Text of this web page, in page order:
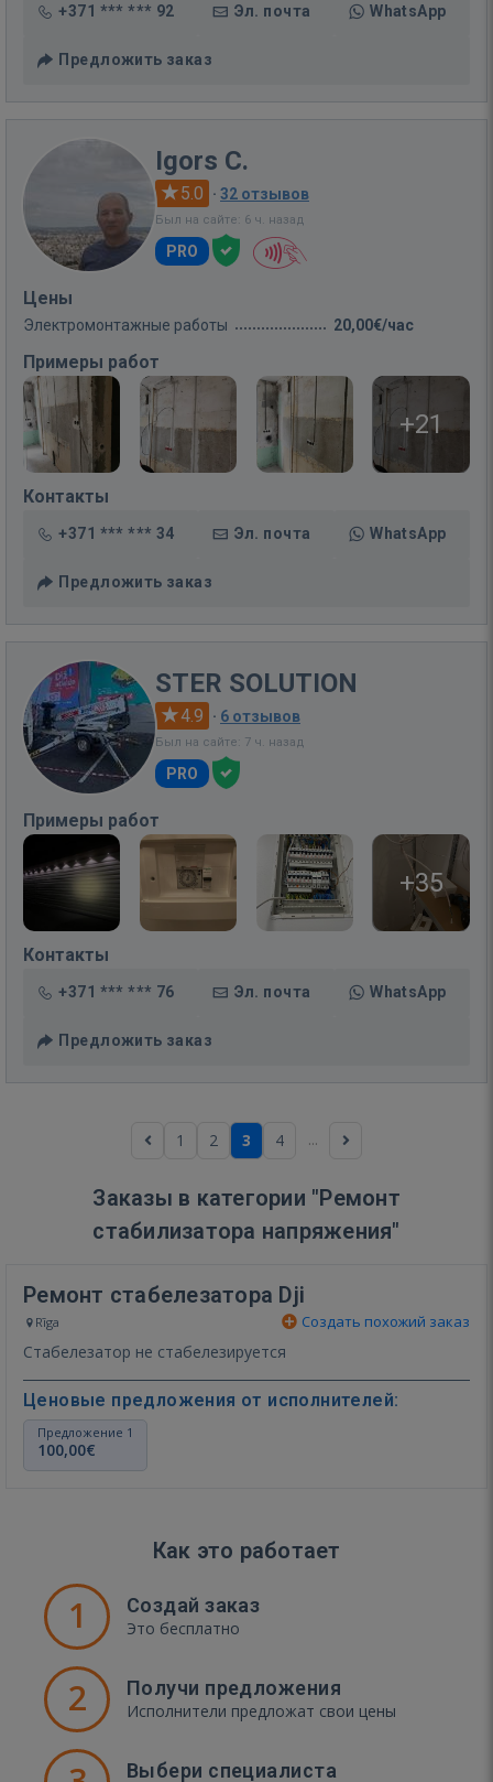
+371 *** *** 92 Эл. почта WhatsApp
Предложить заказ
Igors C.
5.0 · 32 отзывов
Был на сайте: 6 ч. назад
PRO
Цены
Электромонтажные работы 20,00€/час
Примеры работ
+21
Контакты
+371 *** *** 34 Эл. почта WhatsApp
Предложить заказ
STER SOLUTION
4.9 · 6 отзывов
Был на сайте: 7 ч. назад
PRO
Примеры работ
+35
Контакты
+371 *** *** 76 Эл. почта WhatsApp
Предложить заказ
1 2 3 4 ...
Заказы в категории "Ремонт
стабилизатора напряжения"
Ремонт стабелезатора Dji
Rīga Создать похожий заказ
Стабелезатор не стабелезируется
Ценовые предложения от исполнителей:
Предложение 1
100,00€
Как это работает
1 Создай заказ
Это бесплатно
2 Получи предложения
Исполнители предложат свои цены
Выбери специалиста